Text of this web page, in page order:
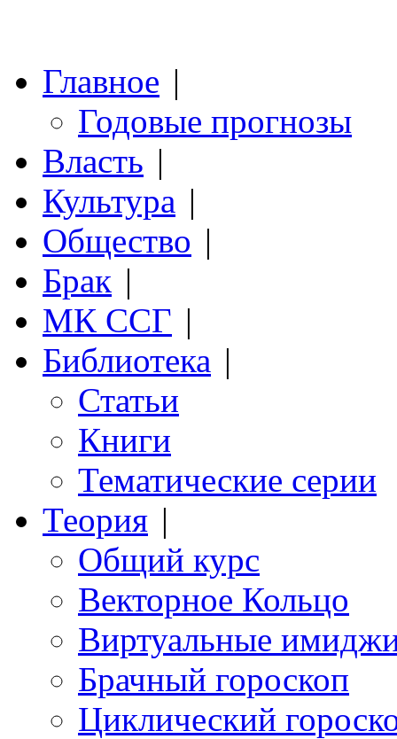
Главное |
Годовые прогнозы
Власть |
Культура |
Общество |
Брак |
МК ССГ |
Библиотека |
Статьи
Книги
Тематические серии
Теория |
Общий курс
Векторное Кольцо
Виртуальные
Брачный гороскоп
Циклический